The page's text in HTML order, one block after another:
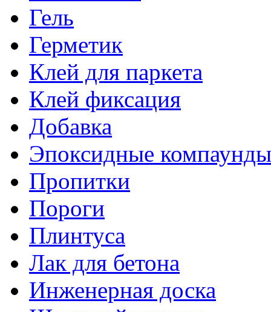
Гель
Герметик
Клей для паркета
Клей фиксация
Добавка
Эпоксидные компаунды
Пропитки
Пороги
Плинтуса
Лак для бетона
Инженерная доска